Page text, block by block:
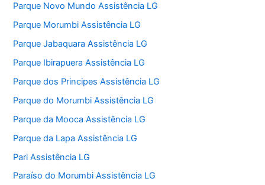
Parque Novo Mundo Assistência LG
Parque Morumbi Assistência LG
Parque Jabaquara Assistência LG
Parque Ibirapuera Assistência LG
Parque dos Principes Assistência LG
Parque do Morumbi Assistência LG
Parque da Mooca Assistência LG
Parque da Lapa Assistência LG
Pari Assistência LG
Paraíso do Morumbi Assistência LG